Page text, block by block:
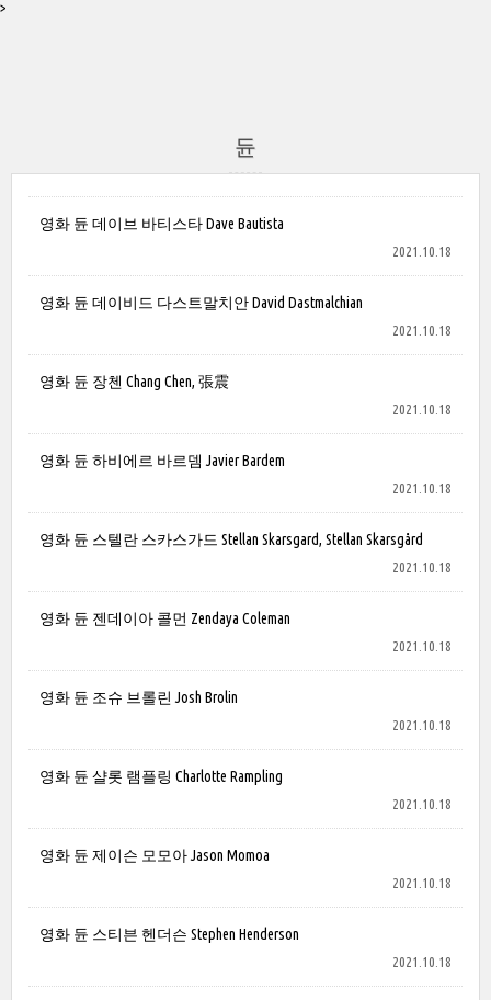
>
듄
영화 듄 데이브 바티스타 Dave Bautista
2021.10.18
영화 듄 데이비드 다스트말치안 David Dastmalchian
2021.10.18
영화 듄 장첸 Chang Chen, 張震
2021.10.18
영화 듄 하비에르 바르뎀 Javier Bardem
2021.10.18
영화 듄 스텔란 스카스가드 Stellan Skarsgard, Stellan Skarsgård
2021.10.18
영화 듄 젠데이아 콜먼 Zendaya Coleman
2021.10.18
영화 듄 조슈 브롤린 Josh Brolin
2021.10.18
영화 듄 샬롯 램플링 Charlotte Rampling
2021.10.18
영화 듄 제이슨 모모아 Jason Momoa
2021.10.18
영화 듄 스티븐 헨더슨 Stephen Henderson
2021.10.18